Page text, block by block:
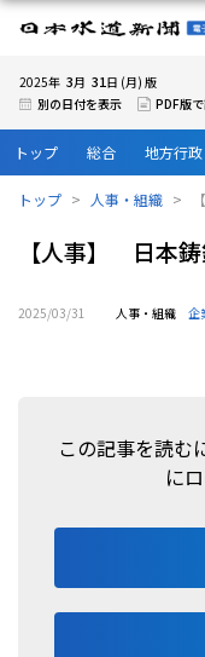
2025年 3月 31 日 (月) 版
別の日付を表示
PDF版
トップ 総合 地方行政
トップ 人事・組織
【人事】 日本
2025/03/31 人事・組織 企
この記事を読む
に